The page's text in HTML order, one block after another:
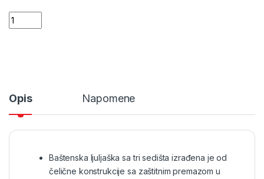
Baštenska ljuljaška trosed 170x110x160 cm braon (C1041B)
Opis Napomene
Baštenska ljuljaška sa tri sedišta izrađena je od
čelične konstrukcije sa zaštitnim premazom u